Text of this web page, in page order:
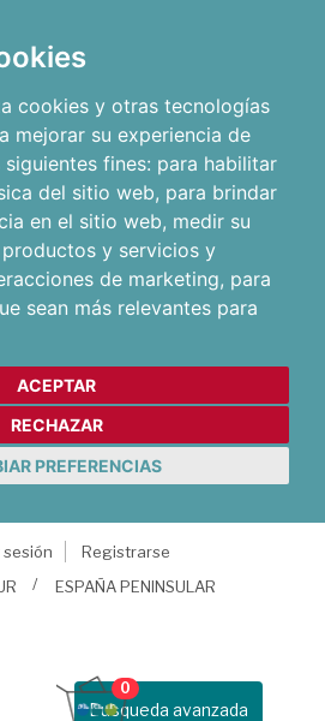
cookies y otras tecnologías
mejorar su experiencia de
fines: para habilitar
del sitio web, para brindar
en el sitio web, medir su
y servicios y
de marketing, para
sean más relevantes para
ACEPTAR
RECHAZAR
PREFERENCIAS
sesión
Registrarse
ESPAÑA PENINSULAR
Busqueda avanzada
0